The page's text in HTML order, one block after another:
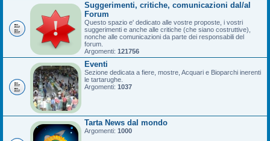
Suggerimenti, critiche, comunicazioni dal/al
Forum
Questo spazio e' dedicato alle vostre proposte, i vostri
suggerimenti e anche alle critiche (che siano costruttive),
nonche alle comunicazioni da parte dei responsabili del
forum.
Argomenti: 121756
Eventi
Sezione dedicata a fiere, mostre, Acquari e Bioparchi inerenti
le tartarughe.
Argomenti: 1037
Tarta News dal mondo
Argomenti: 1000